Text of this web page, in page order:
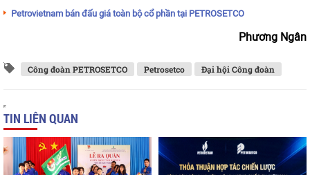
Petrovietnam bán đấu giá toàn bộ cổ phần tại PETROSETCO
Phương Ngân
Công đoàn PETROSETCO Petrosetco Đại hội Công đoàn
TIN LIÊN QUAN